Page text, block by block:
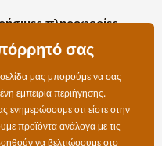
πληροφορίες
με εμάς
Ερωτήσειςσας
μας μπορούμε να σας
εμπειρία περιήγησης.
ενημερώσουμε οτι είστε στην
προϊόντα ανάλογα με τις
να βελτιώσουμε στο